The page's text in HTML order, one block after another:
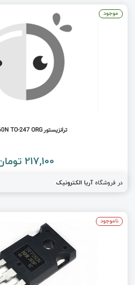
ترانزیستور IRFP260N TO-247 ORG
217,100 تومان
در فروشگاه آریا الکترونیک
موجود
ناموجود